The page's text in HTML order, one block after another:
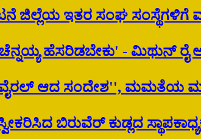
ಜಿಲ್ಲೆಯ ಇತರ ಸಂಘ ಸಂಸ್ಥೆಗಳಿಗೆ
ಹೆಸರಿಡಬೇಕು' - ಮಿಥುನ್ ರೈ
ಆದ ಸಂದೇಶ'', ಮಮತೆಯ
ಬಿರುವೆರ್ ಕುಡ್ಲದ